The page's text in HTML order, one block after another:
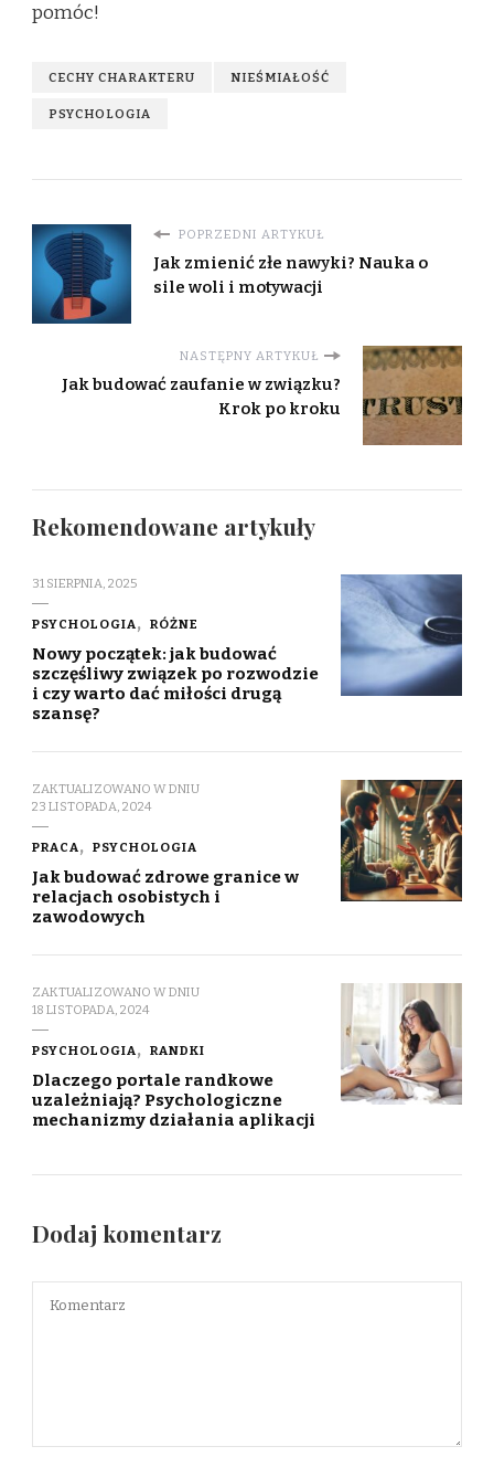
pomóc!
CECHY CHARAKTERU NIEŚMIAŁOŚĆ
PSYCHOLOGIA
POPRZEDNI ARTYKUŁ
Jak zmienić złe nawyki? Nauka o
sile woli i motywacji
NASTĘPNY ARTYKUŁ
Jak budować zaufanie w związku?
Krok po kroku
Rekomendowane artykuły
31 SIERPNIA, 2025
PSYCHOLOGIA RÓŻNE
Nowy początek: jak budować
szczęśliwy związek po rozwodzie
i czy warto dać miłości drugą
szansę?
ZAKTUALIZOWANO W DNIU
23 LISTOPADA, 2024
PRACA PSYCHOLOGIA
Jak budować zdrowe granice w
relacjach osobistych i
zawodowych
ZAKTUALIZOWANO W DNIU
18 LISTOPADA, 2024
PSYCHOLOGIA RANDKI
Dlaczego portale randkowe
uzależniają? Psychologiczne
mechanizmy działania aplikacji
Dodaj komentarz